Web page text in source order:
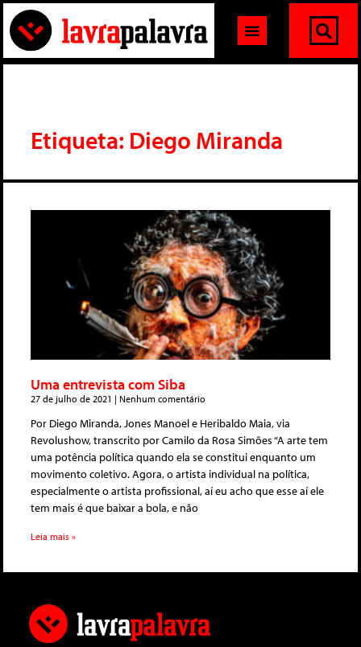
Etiqueta: Diego Miranda
Uma entrevista com Siba
27 de julho de 2021 Nenhum comentário
Por Diego Miranda, Jones Manoel e Heribaldo Maia, via
Revolushow, transcrito por Camilo da Rosa Simões “A arte tem
uma potência política quando ela se constitui enquanto um
movimento coletivo. Agora, o artista individual na política,
especialmente o artista profissional, aí eu acho que esse aí ele
tem mais é que baixar a bola, e não
Leia mais »